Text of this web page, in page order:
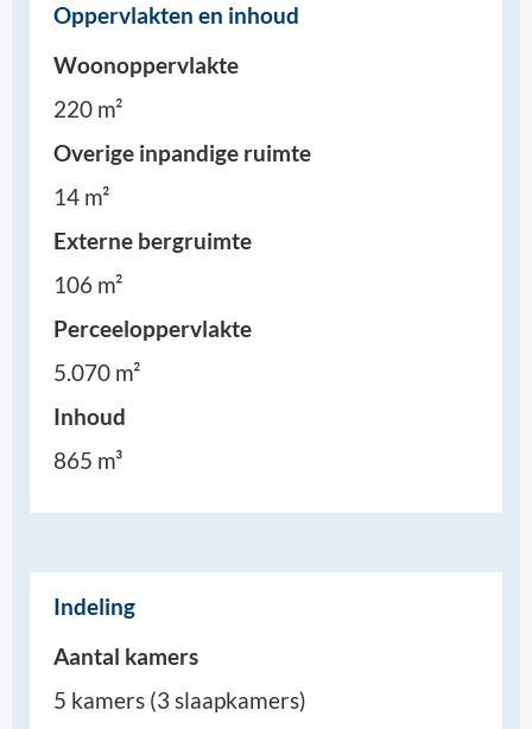
Oppervlakten en inhoud
Woonoppervlakte
220 m²
Overige inpandige ruimte
14 m²
Externe bergruimte
106 m²
Perceeloppervlakte
5.070 m²
Inhoud
865 m³
Indeling
Aantal kamers
5 kamers (3 slaapkamers)